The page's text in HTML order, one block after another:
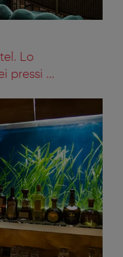
Lo
pressi ...